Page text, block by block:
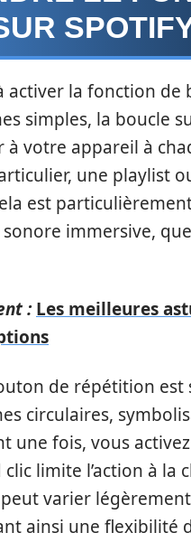
activer la fonction de
simples, la boucle
votre appareil à
une playlist
est
immersive,
: Les meilleures
de répétition
circulaires,
une fois, vous
limite l’action à
varier
ainsi une flexibilité